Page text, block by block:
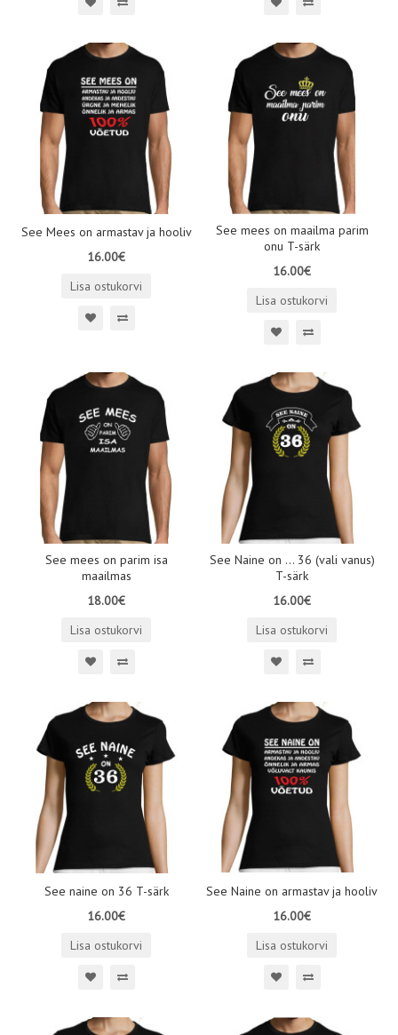
See Mees on armastav ja hooliv
16.00€
Lisa ostukorvi
See mees on maailma parim
onu T-särk
16.00€
Lisa ostukorvi
See mees on parim isa
maailmas
18.00€
Lisa ostukorvi
See Naine on ... 36 (vali vanus)
T-särk
16.00€
Lisa ostukorvi
See naine on 36 T-särk
16.00€
Lisa ostukorvi
See Naine on armastav ja hooliv
16.00€
Lisa ostukorvi